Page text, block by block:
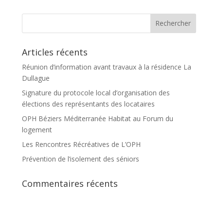
Articles récents
Réunion d’information avant travaux à la résidence La
Dullague
Signature du protocole local d’organisation des
élections des représentants des locataires
OPH Béziers Méditerranée Habitat au Forum du
logement
Les Rencontres Récréatives de L’OPH
Prévention de l’isolement des séniors
Commentaires récents